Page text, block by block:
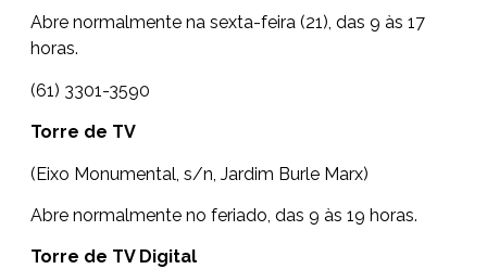
Abre normalmente na sexta-feira (21), das 9 às 17
horas.
(61) 3301-3590
Torre de TV
(Eixo Monumental, s/n, Jardim Burle Marx)
Abre normalmente no feriado, das 9 às 19 horas.
Torre de TV Digital